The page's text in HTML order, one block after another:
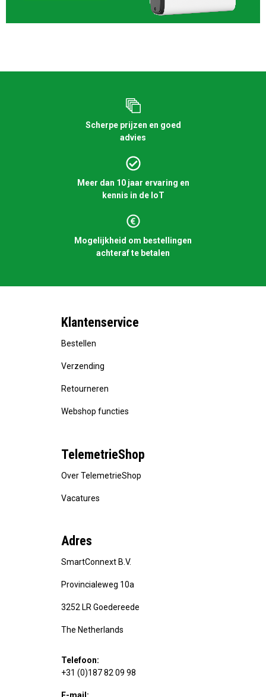
Scherpe prijzen en goed
advies
Meer dan 10 jaar ervaring en
kennis in de IoT
Mogelijkheid om bestellingen
achteraf te betalen
Klantenservice
Bestellen
Verzending
Retourneren
Webshop functies
TelemetrieShop
Over TelemetrieShop
Vacatures
Adres
SmartConnext B.V.
Provincialeweg 10a
3252 LR Goedereede
The Netherlands
Telefoon:
+31 (0)187 82 09 98